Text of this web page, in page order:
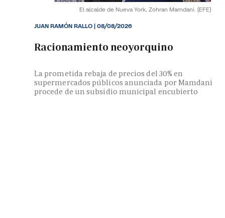
El alcalde de Nueva York, Zohran Mamdani. (EFE)
Racionamiento neoyorquino
La prometida rebaja de precios del 30% en
supermercados públicos anunciada por Mamdani
procede de un subsidio municipal encubierto
JUAN RAMÓN RALLO|08/08/2026